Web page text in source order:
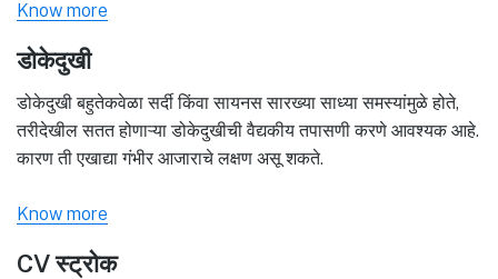
Know more
डोकेदुखी
डोकेदुखी बहुतेकवेळा सर्दी किंवा सायनस सारख्या साध्या समस्यांमुळे होते,
तरीदेखील सतत होणाऱ्या डोकेदुखीची वैद्यकीय तपासणी करणे आवश्यक आहे.
कारण ती एखाद्या गंभीर आजाराचे लक्षण असू शकते.
Know more
CV स्ट्रोक